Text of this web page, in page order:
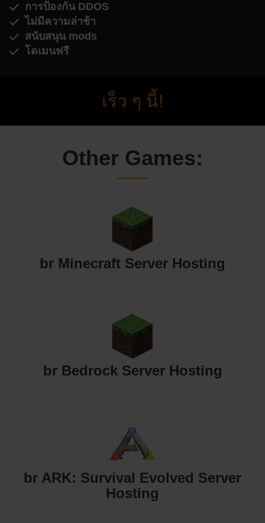
การป้องกัน DDOS
ไม่มีความล่าช้า
สนับสนุน mods
โดเมนฟรี
เร็ว ๆ นี้!
Other Games:
br Minecraft Server Hosting
br Bedrock Server Hosting
br ARK: Survival Evolved Server
Hosting